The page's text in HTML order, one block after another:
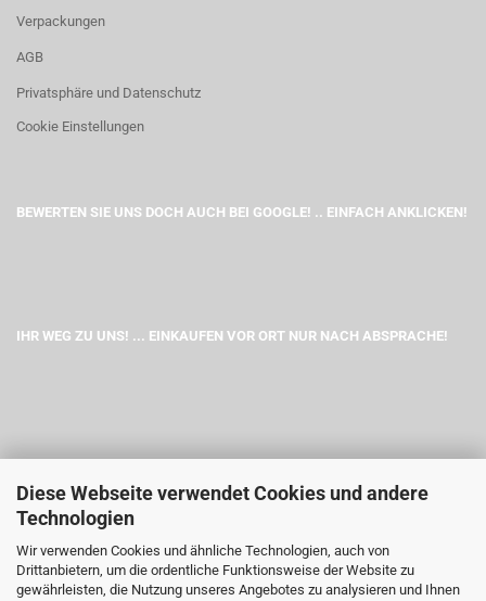
Diese Webseite verwendet Cookies und andere
Technologien
Wir verwenden Cookies und ähnliche Technologien, auch von
Drittanbietern, um die ordentliche Funktionsweise der Website zu
gewährleisten, die Nutzung unseres Angebotes zu analysieren und Ihnen
Verpackungen
AGB
Privatsphäre und Datenschutz
Cookie Einstellungen
BEWERTEN SIE UNS DOCH AUCH BEI GOOGLE! .. EINFACH ANKLICKEN!
IHR WEG ZU UNS! ... EINKAUFEN VOR ORT NUR NACH ABSPRACHE!